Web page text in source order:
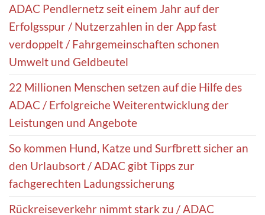
ADAC Pendlernetz seit einem Jahr auf der
Erfolgsspur / Nutzerzahlen in der App fast
verdoppelt / Fahrgemeinschaften schonen
Umwelt und Geldbeutel
22 Millionen Menschen setzen auf die Hilfe des
ADAC / Erfolgreiche Weiterentwicklung der
Leistungen und Angebote
So kommen Hund, Katze und Surfbrett sicher an
den Urlaubsort / ADAC gibt Tipps zur
fachgerechten Ladungssicherung
Rückreiseverkehr nimmt stark zu / ADAC